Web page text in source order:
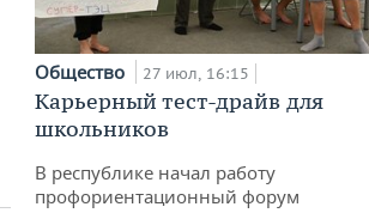
Общество 27 июл, 16:15
Карьерный тест-драйв для
школьников
В республике начал работу
профориентационный форум